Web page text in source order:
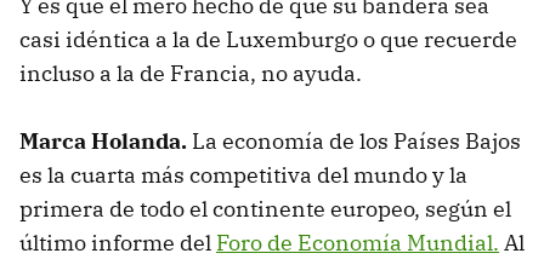
Y es que el mero hecho de que su bandera sea
casi idéntica a la de Luxemburgo o que recuerde
incluso a la de Francia, no ayuda.
Marca Holanda. La economía de los Países Bajos
es la cuarta más competitiva del mundo y la
primera de todo el continente europeo, según el
último informe del Foro de Economía Mundial. Al